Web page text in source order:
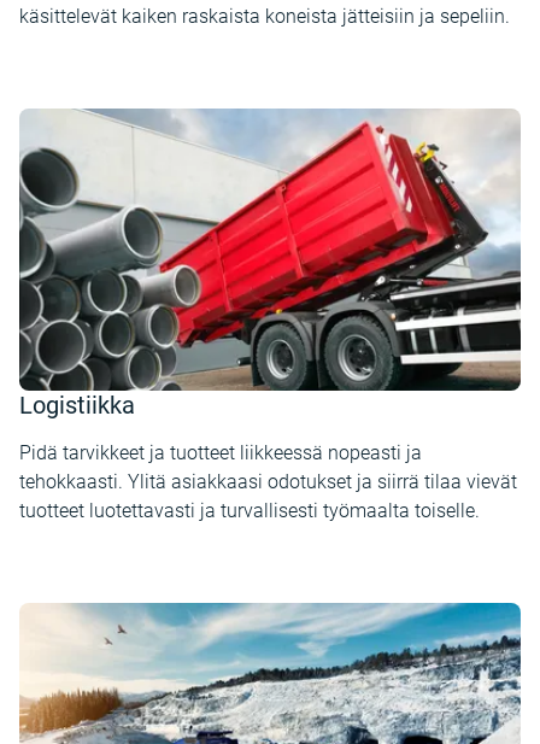
käsittelevät kaiken raskaista koneista jätteisiin ja sepeliin.
Logistiikka
Pidä tarvikkeet ja tuotteet liikkeessä nopeasti ja
tehokkaasti. Ylitä asiakkaasi odotukset ja siirrä tilaa vievät
tuotteet luotettavasti ja turvallisesti työmaalta toiselle.